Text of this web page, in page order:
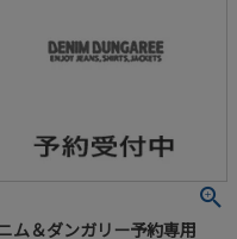
ム＆ダンガリー予約専用